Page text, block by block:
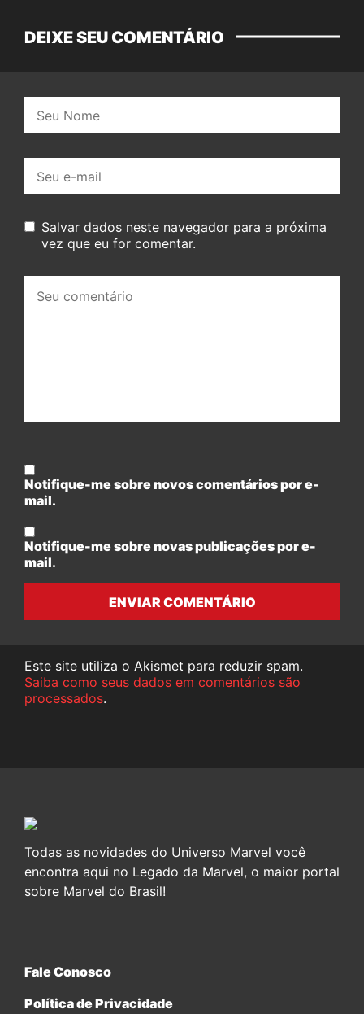
DEIXE SEU COMENTÁRIO
mail:
Salvar dados neste navegador para a próxima
vez que eu for comentar.
comentário:
Notifique-me sobre novos comentários por e-
mail.
Notifique-me sobre novas publicações por e-
mail.
ENVIAR COMENTÁRIO
Este site utiliza o Akismet para reduzir spam.
Saiba como seus dados em comentários são
processados.
Todas as novidades do Universo Marvel você
encontra aqui no Legado da Marvel, o maior portal
sobre Marvel do Brasil!
Fale Conosco
Política de Privacidade